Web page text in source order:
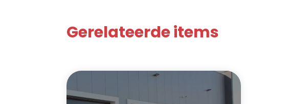
Gerelateerde items